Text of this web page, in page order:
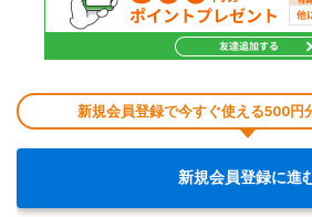
新規会員登録で今すぐ使える500円
新規会員登録に進